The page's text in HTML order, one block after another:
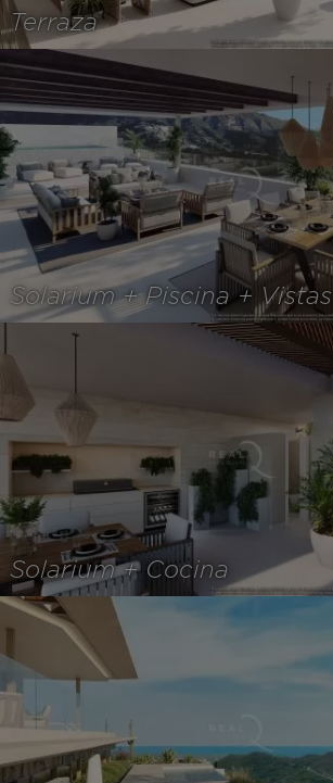
Terraza
Solarium + Piscina + Vistas
Solarium + Cocina